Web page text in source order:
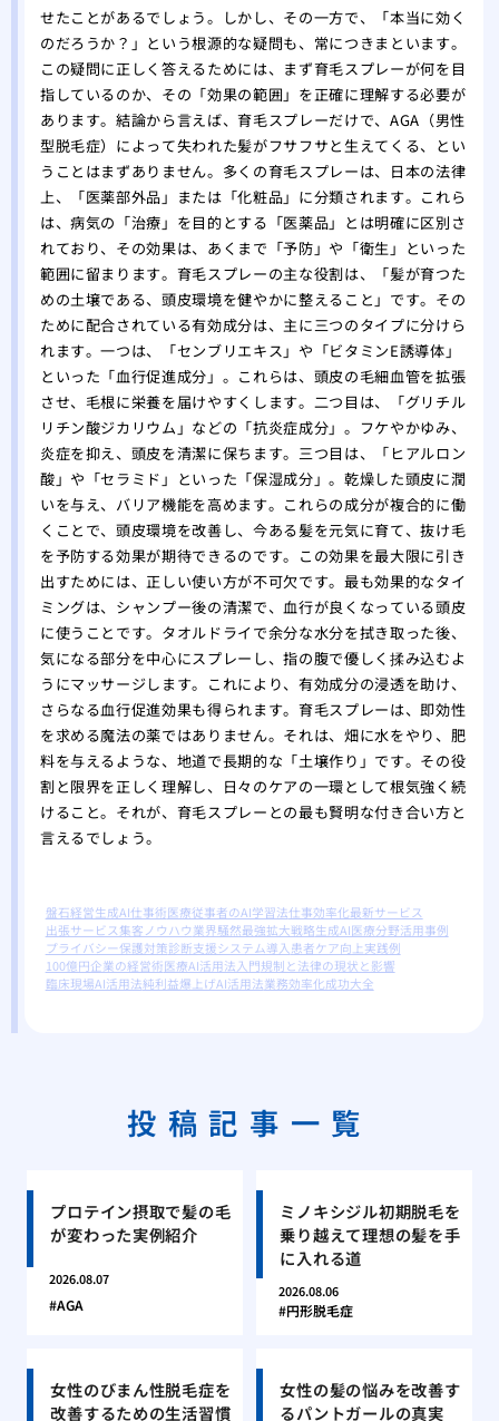
せたことがあるでしょう。しかし、その一方で、「本当に効く
のだろうか？」という根源的な疑問も、常につきまといます。
この疑問に正しく答えるためには、まず育毛スプレーが何を目
指しているのか、その「効果の範囲」を正確に理解する必要が
あります。結論から言えば、育毛スプレーだけで、AGA（男性
型脱毛症）によって失われた髪がフサフサと生えてくる、とい
うことはまずありません。多くの育毛スプレーは、日本の法律
上、「医薬部外品」または「化粧品」に分類されます。これら
は、病気の「治療」を目的とする「医薬品」とは明確に区別さ
れており、その効果は、あくまで「予防」や「衛生」といった
範囲に留まります。育毛スプレーの主な役割は、「髪が育つた
めの土壌である、頭皮環境を健やかに整えること」です。その
ために配合されている有効成分は、主に三つのタイプに分けら
れます。一つは、「センブリエキス」や「ビタミンE誘導体」
といった「血行促進成分」。これらは、頭皮の毛細血管を拡張
させ、毛根に栄養を届けやすくします。二つ目は、「グリチル
リチン酸ジカリウム」などの「抗炎症成分」。フケやかゆみ、
炎症を抑え、頭皮を清潔に保ちます。三つ目は、「ヒアルロン
酸」や「セラミド」といった「保湿成分」。乾燥した頭皮に潤
いを与え、バリア機能を高めます。これらの成分が複合的に働
くことで、頭皮環境を改善し、今ある髪を元気に育て、抜け毛
を予防する効果が期待できるのです。この効果を最大限に引き
出すためには、正しい使い方が不可欠です。最も効果的なタイ
ミングは、シャンプー後の清潔で、血行が良くなっている頭皮
に使うことです。タオルドライで余分な水分を拭き取った後、
気になる部分を中心にスプレーし、指の腹で優しく揉み込むよ
うにマッサージします。これにより、有効成分の浸透を助け、
さらなる血行促進効果も得られます。育毛スプレーは、即効性
を求める魔法の薬ではありません。それは、畑に水をやり、肥
料を与えるような、地道で長期的な「土壌作り」です。その役
割と限界を正しく理解し、日々のケアの一環として根気強く続
けること。それが、育毛スプレーとの最も賢明な付き合い方と
言えるでしょう。
盤石経営生成AI仕事術医療従事者のAI学習法仕事効率化最新サービス
出張サービス集客ノウハウ 業界騒然最強拡大戦略生成AI医療分野活用事例
プライバシー保護対策診断支援システム導入患者ケア向上実践例
100億円企業の経営術医療AI活用法入門規制と法律の現状と影響
臨床現場AI活用法純利益爆上げAI活用法業務効率化成功大全
投稿記事一覧
プロテイン摂取で髪の毛
が変わった実例紹介
2026.08.07
AGA
ミノキシジル初期脱毛を
乗り越えて理想の髪を手
に入れる道
2026.08.06
円形脱毛症
女性のびまん性脱毛症を
改善するための生活習慣
女性の髪の悩みを改善す
るパントガールの真実